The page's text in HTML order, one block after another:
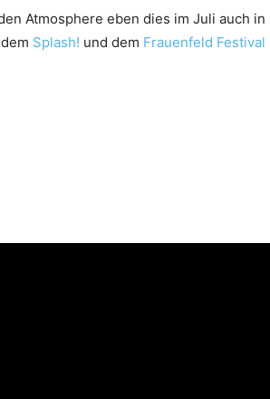
Atmosphere eben dies im Juli auch in
Splash! und dem Frauenfeld Festival